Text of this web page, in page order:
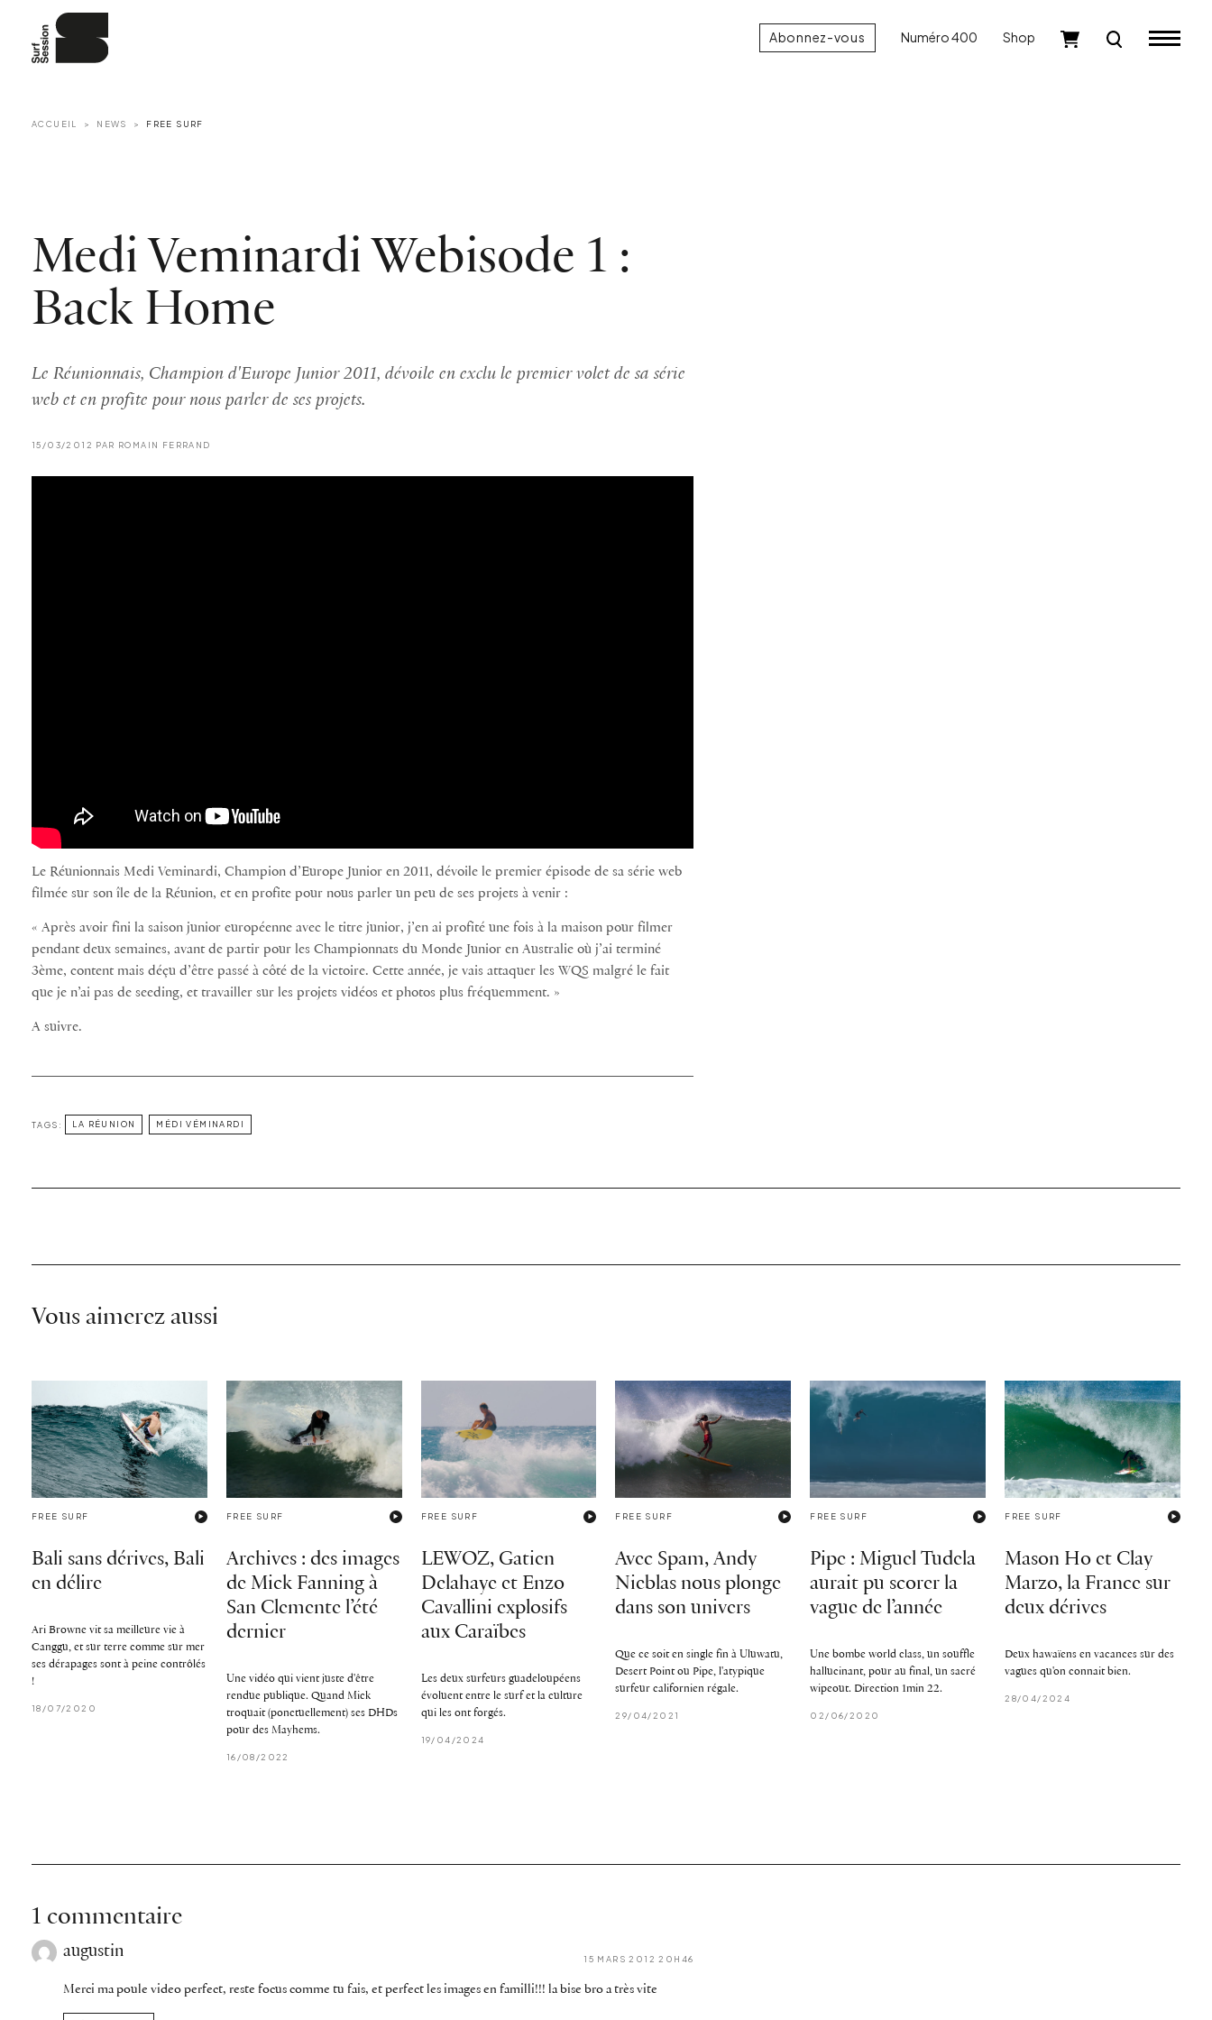
Abonnez-vous Numéro 400 Shop
ACCUEIL NEWS FREE SURF
Medi Veminardi Webisode 1 :
Back Home
Le Réunionnais, Champion d'Europe Junior 2011, dévoile en exclu le premier volet de sa série
web et en profite pour nous parler de ses projets.
15/03/2012 PAR ROMAIN FERRAND
Le Réunionnais Medi Veminardi, Champion d’Europe Junior en 2011, dévoile le premier épisode de sa série web
filmée sur son île de la Réunion, et en profite pour nous parler un peu de ses projets à venir :
« Après avoir fini la saison junior européenne avec le titre junior, j’en ai profité une fois à la maison pour filmer
pendant deux semaines, avant de partir pour les Championnats du Monde Junior en Australie où j’ai terminé
3ème, content mais déçu d’être passé à côté de la victoire. Cette année, je vais attaquer les WQS malgré le fait
que je n’ai pas de seeding, et travailler sur les projets vidéos et photos plus fréquemment. »
A suivre.
TAGS: LA RÉUNION MÉDI VÉMINARDI
Vous aimerez aussi
FREE SURF
Bali sans dérives, Bali
en délire
Ari Browne vit sa meilleure vie à
Canggu, et sur terre comme sur mer
ses dérapages sont à peine contrôlés
!
18/07/2020
FREE SURF
Archives : des images
de Mick Fanning à
San Clemente l’été
dernier
Une vidéo qui vient juste d'être
rendue publique. Quand Mick
troquait (ponctuellement) ses DHDs
pour des Mayhems.
16/08/2022
FREE SURF
LEWOZ, Gatien
Delahaye et Enzo
Cavallini explosifs
aux Caraïbes
Les deux surfeurs guadeloupéens
évoluent entre le surf et la culture
qui les ont forgés.
19/04/2024
FREE SURF
Avec Spam, Andy
Nieblas nous plonge
dans son univers
Que ce soit en single fin à Uluwatu,
Desert Point ou Pipe, l'atypique
surfeur californien régale.
29/04/2021
FREE SURF
Pipe : Miguel Tudela
aurait pu scorer la
vague de l’année
Une bombe world class, un souffle
hallucinant, pour au final, un sacré
wipeout. Direction 1min 22.
02/06/2020
FREE SURF
Mason Ho et Clay
Marzo, la France sur
deux dérives
Deux hawaïens en vacances sur des
vagues qu'on connait bien.
28/04/2024
1 commentaire
augustin 15 MARS 2012 20H46
Merci ma poule video perfect, reste focus comme tu fais, et perfect les images en familli!!! la bise bro a très vite